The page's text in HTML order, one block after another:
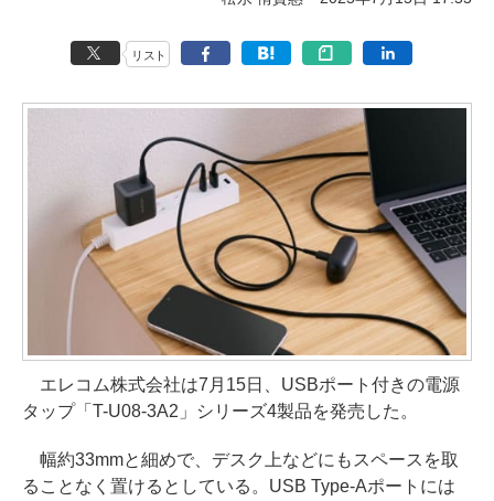
リスト
エレコム株式会社は7月15日、USBポート付きの電源
タップ「T-U08-3A2」シリーズ4製品を発売した。
幅約33mmと細めで、デスク上などにもスペースを取
ることなく置けるとしている。USB Type-Aポートには